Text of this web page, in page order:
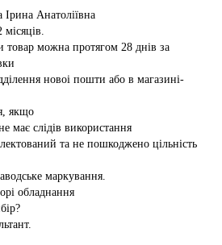
Анатоліївна
можна протягом 28 днів за
новоі пошти або в магазині-
якщо
має слідів використання
та не пошкоджено цільність
маркування.
обладнання